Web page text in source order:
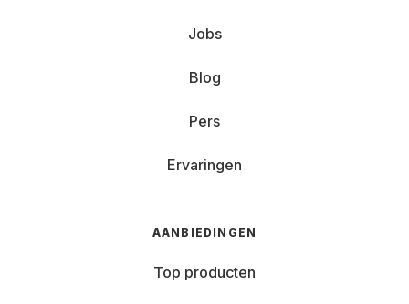
Jobs
Blog
Pers
Ervaringen
AANBIEDINGEN
Top producten